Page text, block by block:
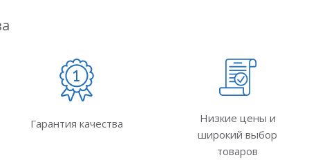
Гарантия качества
Низкие цены и
широкий выбор
товаров